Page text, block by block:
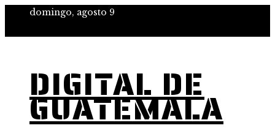
domingo, agosto 9
DIGITAL DE
GUATEMALA